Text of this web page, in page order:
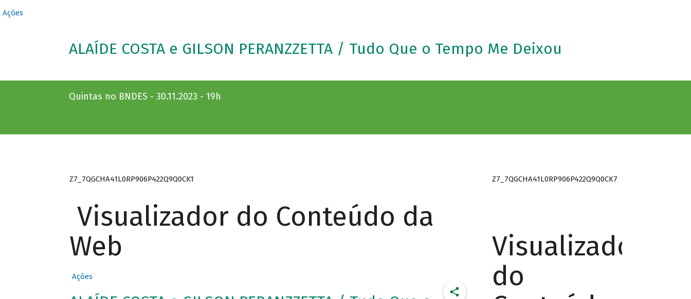
Ações
ALAÍDE COSTA e GILSON PERANZZETTA / Tudo Que o Tempo Me Deixou
Quintas no BNDES - 30.11.2023 - 19h
Z7_7QGCHA41L0RP906P422Q9Q0CK1
Visualizador do Conteúdo da
Web
Ações
Z7_7QGCHA41L0RP906P422Q9Q0CK7
Visualizador
do